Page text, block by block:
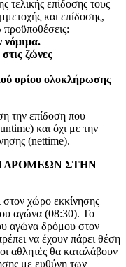
τελικής επίδοσης τους
και επίδοσης,
νόμιμα.
ζώνες
ορίου ολοκλήρωσης
την επίδοση που
και όχι με την
(nettime).
ΔΡΟΜΕΩΝ ΣΤΗΝ
στον χώρο εκκίνησης
αγώνα (08:30). Το
αγώνα δρόμου στον
να έχουν πάρει θέση
αθλητές θα καταλάβουν
με ευθύνη των